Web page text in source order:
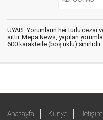
UYARI: Yorumların her türlü
aittir. Mepa News, yapılan
600 karakterle (boşluklu) sınırlıdır.
Anasayfa Künye İletişim